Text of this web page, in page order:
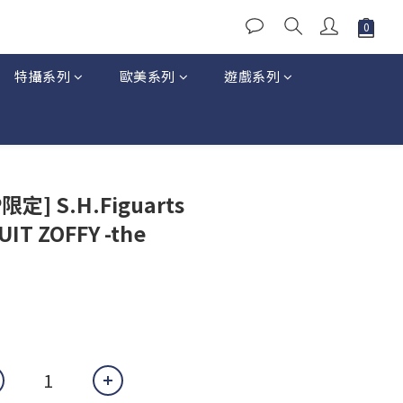
特攝系列 歐美系列 遊戲系列
定] S.H.Figuarts
ZOFFY -the